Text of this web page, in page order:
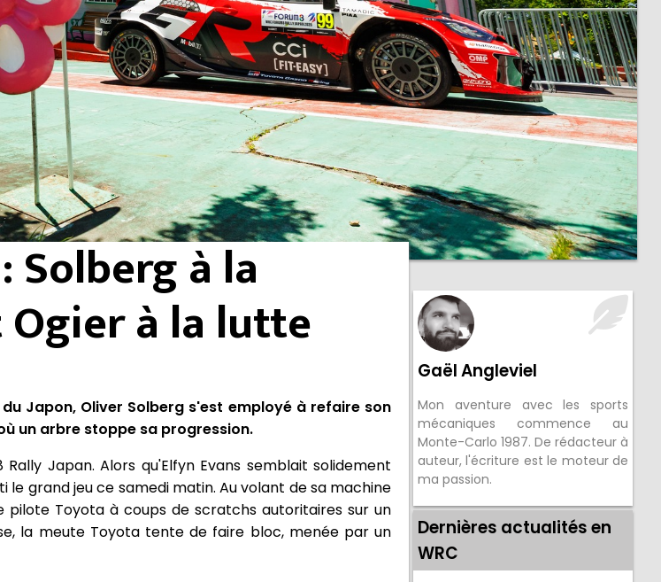
Solberg à la
à la lutte
Japon, Oliver Solberg s'est employé à refaire son
un arbre stoppe sa progression.
Japan. Alors qu'Elfyn Evans semblait solidement
le grand jeu ce samedi matin. Au volant de sa machine
Toyota à coups de scratchs autoritaires sur un
la meute Toyota tente de faire bloc, menée par un
Gaël Angleviel
Mon aventure avec les sports
mécaniques commence au
Monte-Carlo 1987. De rédacteur à
auteur, l'écriture est le moteur de
ma passion.
Dernières actualités en
WRC